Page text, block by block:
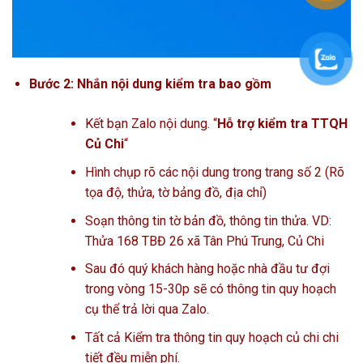
Bước 2: Nhắn nội dung kiểm tra bao gồm
Kết bạn Zalo nội dung. “Hỗ trợ kiểm tra TTQH
Củ Chi“
Hình chụp rõ các nội dung trong trang số 2 (Rõ
tọa độ, thửa, tờ bảng đồ, địa chỉ)
Soạn thông tin tờ bản đồ, thông tin thửa. VD:
Thửa 168 TBĐ 26 xã Tân Phú Trung, Củ Chi
Sau đó quý khách hàng hoặc nhà đầu tư đợi
trong vòng 15-30p sẽ có thông tin quy hoạch
cụ thể trả lời qua Zalo.
Tất cả Kiểm tra thông tin quy hoạch củ chi chi
tiết đều miễn phí.